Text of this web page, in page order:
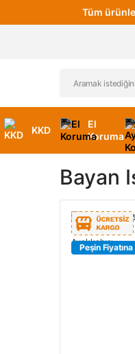
Tüm
KKD
El
Koruma
Bayan
Peşin